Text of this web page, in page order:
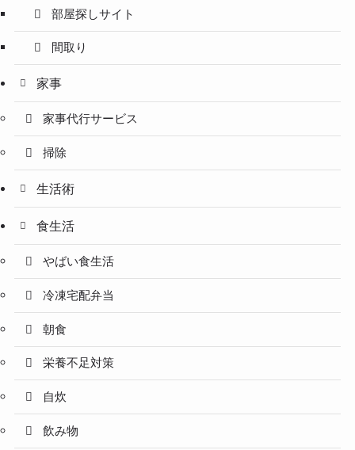
部屋探しサイト
間取り
家事
家事代行サービス
掃除
生活術
食生活
やばい食生活
冷凍宅配弁当
朝食
栄養不足対策
自炊
飲み物